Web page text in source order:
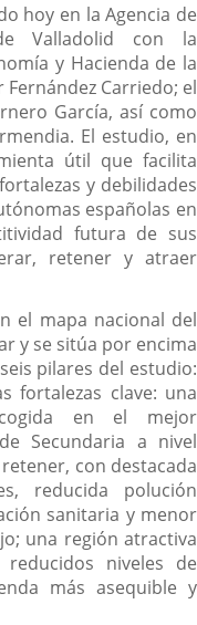
hoy en la Agencia de
Valladolid con la
y Hacienda de la
Fernández Carriedo; el
García, así como
El estudio, en
útil que facilita
y debilidades
españolas en
futura de sus
retener y atraer
el mapa nacional del
y se sitúa por encima
pilares del estudio:
fortalezas clave: una
en el mejor
Secundaria a nivel
con destacada
reducida polución
sanitaria y menor
una región atractiva
niveles de
más asequible y